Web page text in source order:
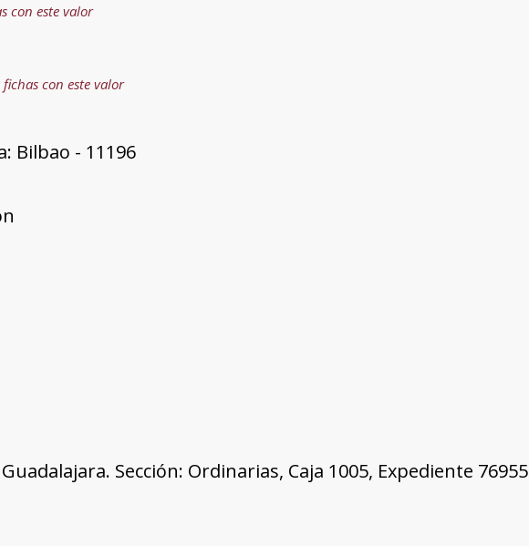
con este valor
fichas con este valor
Bilbao - 11196
Sección: Ordinarias, Caja 1005, Expediente 76955